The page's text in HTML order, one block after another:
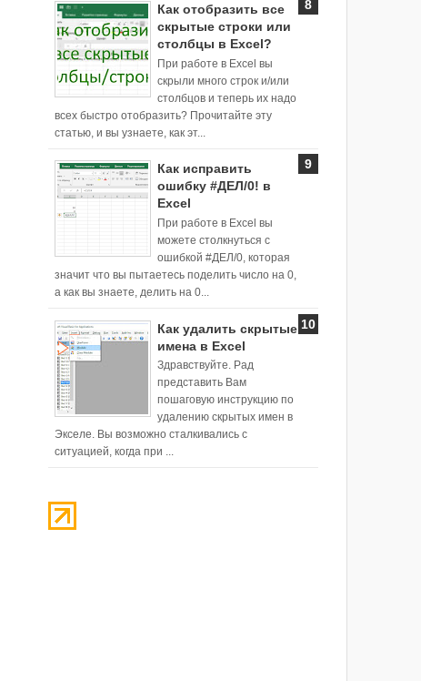
Как отобразить все
скрытые строки или
столбцы в Excel?
При работе в Excel вы
скрыли много строк и/или
столбцов и теперь их надо
всех быстро отобразить? Прочитайте эту
статью, и вы узнаете, как эт...
Как исправить
ошибку #ДЕЛ/0! в
Excel
При работе в Excel вы
можете столкнуться с
ошибкой #ДЕЛ/0, которая
значит что вы пытаетесь поделить число на 0,
а как вы знаете, делить на 0...
Как удалить скрытые
имена в Excel
Здравствуйте. Рад
представить Вам
пошаговую инструкцию по
удалению скрытых имен в
Экселе. Вы возможно сталкивались с
ситуацией, когда при ...